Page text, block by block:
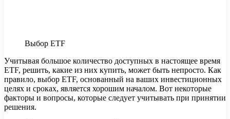
Выбор ETF
Учитывая большое количество доступных в настоящее время
ETF, решить, какие из них купить, может быть непросто. Как
правило, выбор ETF, основанный на ваших инвестиционных
целях и сроках, является хорошим началом. Вот некоторые
факторы и вопросы, которые следует учитывать при принятии
решения.